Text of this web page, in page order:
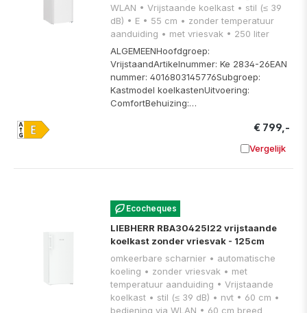
WLAN • Vrijstaande koelkast • stil (≤ 39
dB) • E • 55 cm • zonder temperatuur
aanduiding • met vriesvak • 250 liter
ALGEMEENHoofdgroep:
VrijstaandArtikelnummer: Ke 2834-26EAN
nummer: 4016803145776Subgroep:
Kastmodel koelkastenUitvoering:
ComfortBehuizing:…
€ 799,-
Vergelijk
Ecocheques
LIEBHERR RBA30425I22 vrijstaande
koelkast zonder vriesvak - 125cm
omkeerbare scharnier • automatische
koeling • zonder vriesvak • met
temperatuur aanduiding • Vrijstaande
koelkast • stil (≤ 39 dB) • nvt • 60 cm •
bediening via WLAN • 60 cm breed